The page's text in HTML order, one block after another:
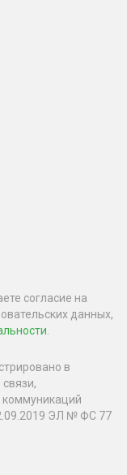
согласие на
данных,
в
ЭЛ № ФС 77